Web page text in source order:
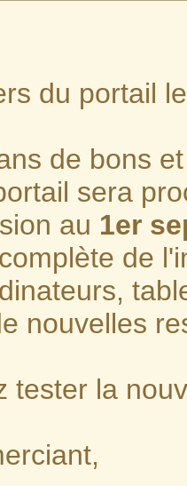
du portail
de bons
sera
au 1er
de
nouvelles
tester la